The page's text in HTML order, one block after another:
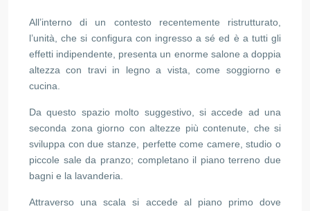
All’interno di un contesto recentemente ristrutturato,
l’unità, che si configura con ingresso a sé ed è a tutti gli
effetti indipendente, presenta un enorme salone a doppia
altezza con travi in legno a vista, come soggiorno e
cucina.
Da questo spazio molto suggestivo, si accede ad una
seconda zona giorno con altezze più contenute, che si
sviluppa con due stanze, perfette come camere, studio o
piccole sale da pranzo; completano il piano terreno due
bagni e la lavanderia.
Attraverso una scala si accede al piano primo dove